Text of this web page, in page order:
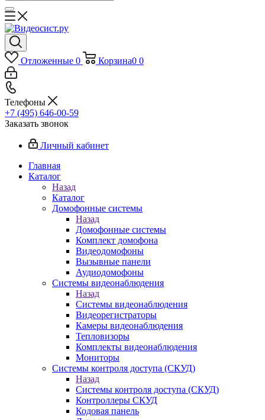
Отложенные 0 Корзина0 0
Телефоны
+7 (495) 646-00-59
Заказать звонок
Личный кабинет
Главная
Каталог
Назад
Каталог
Домофонные системы
Назад
Домофонные системы
Комплект домофона
Видеодомофоны
Вызывные панели
Аудиодомофоны
Системы видеонаблюдения
Назад
Системы видеонаблюдения
Видеорегистраторы
Камеры видеонаблюдения
Тепловизоры
Комплекты видеонаблюдения
Мониторы
Системы контроля доступа (СКУД)
Назад
Системы контроля доступа (СКУД)
Контроллеры СКУД
Кодовая панель